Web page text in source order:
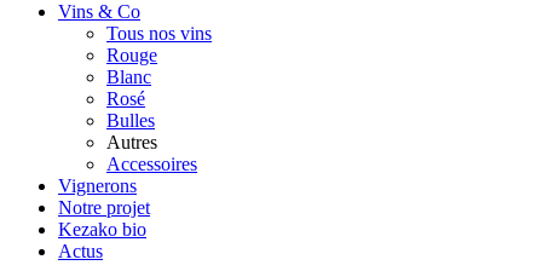
Vins & Co
Tous nos vins
Rouge
Blanc
Rosé
Bulles
Autres
Accessoires
Vignerons
Notre projet
Kezako bio
Actus